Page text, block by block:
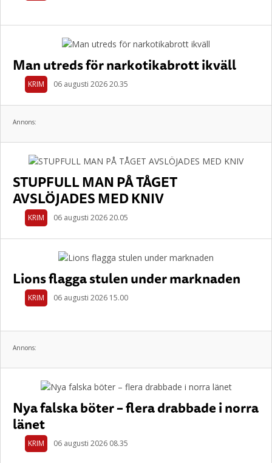
Man utreds för narkotikabrott ikväll
KRIM 06 augusti 2026 20.35
Annons:
STUPFULL MAN PÅ TÅGET
AVSLÖJADES MED KNIV
KRIM 06 augusti 2026 20.05
Lions flagga stulen under marknaden
KRIM 06 augusti 2026 15.00
Annons:
Nya falska böter – flera drabbade i norra
länet
KRIM 06 augusti 2026 08.35